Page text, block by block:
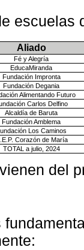
escuelas
Aliado
Fé y Alegría
EducaMiranda
Fundación Impronta
Fundación Degania
Alimentando Futuro
Carlos Delfino
Alcaldía de Baruta
Fundación Amblema
Los Caminos
Corazón de María
TOTAL a julio, 2024
del